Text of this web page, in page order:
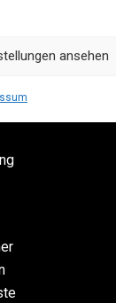
ansehen